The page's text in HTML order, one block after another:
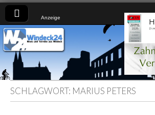
Anzeige
Windeck24
Nachrichten
aus dem
Ländchen
für das
Ländchen
SCHLAGWORT: MARIUS PETERS